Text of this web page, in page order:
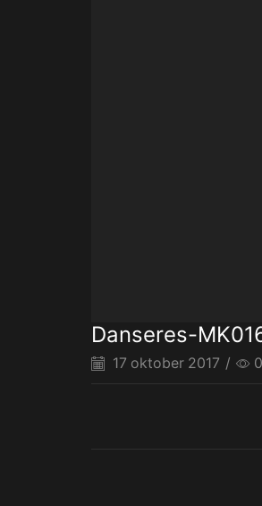
Danseres-
17 oktober 2017 / 0